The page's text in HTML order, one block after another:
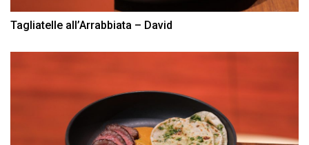
Tagliatelle all’Arrabbiata – David